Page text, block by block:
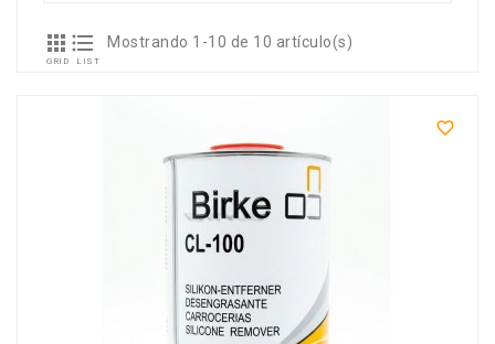

GRID

LIST
Mostrando 1-10 de 10 artículo(s)
